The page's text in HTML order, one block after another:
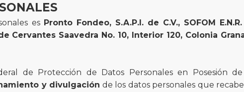
es Pronto Fondeo, S.A.P.I. de C.V., SOFOM E.N.R.
Cervantes Saavedra No. 10, Interior 120, Colonia
de Protección de Datos Personales en Posesión
y divulgación de los datos personales que